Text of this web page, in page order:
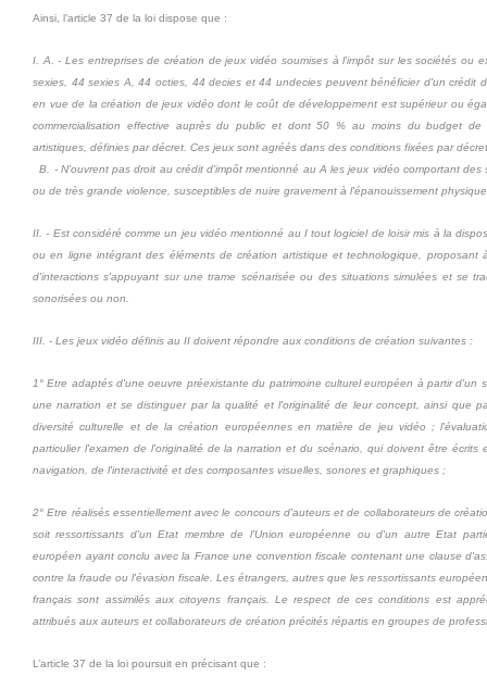
Ainsi, l’article 37 de la loi dispose que :
I. A. - Les entreprises de création de jeux vidéo soumises à l'impôt sur les sociétés ou
sexies, 44 sexies A, 44 octies, 44 decies et 44 undecies peuvent bénéficier d'un crédit
en vue de la création de jeux vidéo dont le coût de développement est supérieur ou
commercialisation effective auprès du public et dont 50 % au moins du budget
artistiques, définies par décret. Ces jeux sont agréés dans des conditions fixées par
B. - N'ouvrent pas droit au crédit d'impôt mentionné au A les jeux vidéo comportant
ou de très grande violence, susceptibles de nuire gravement à l'épanouissement
II. - Est considéré comme un jeu vidéo mentionné au I tout logiciel de loisir mis à la
ou en ligne intégrant des éléments de création artistique et technologique, proposant
d'interactions s'appuyant sur une trame scénarisée ou des situations simulées et se
sonorisées ou non.
III. - Les jeux vidéo définis au II doivent répondre aux conditions de création suivantes :
1° Etre adaptés d'une oeuvre préexistante du patrimoine culturel européen à partir d'un
une narration et se distinguer par la qualité et l'originalité de leur concept, ainsi que
diversité culturelle et de la création européennes en matière de jeu vidéo ;
particulier l'examen de l'originalité de la narration et du scénario, qui doivent être écrits
navigation, de l'interactivité et des composantes visuelles, sonores et graphiques ;
2° Etre réalisés essentiellement avec le concours d'auteurs et de collaborateurs de
soit ressortissants d'un Etat membre de l'Union européenne ou d'un autre Etat
européen ayant conclu avec la France une convention fiscale contenant une clause
contre la fraude ou l'évasion fiscale. Les étrangers, autres que les ressortissants
français sont assimilés aux citoyens français. Le respect de ces conditions est
attribués aux auteurs et collaborateurs de création précités répartis en groupes de
L’article 37 de la loi poursuit en précisant que :